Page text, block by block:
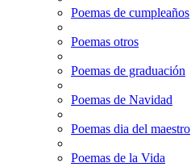
Poemas de cumpleaños
Poemas otros
Poemas de graduación
Poemas de Navidad
Poemas dia del maestro
Poemas de la Vida